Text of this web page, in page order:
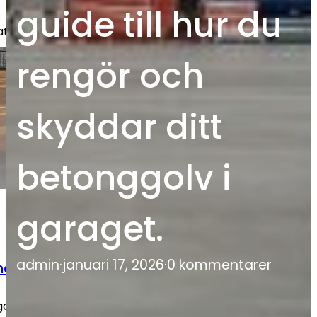
bostadsbolag och företag.
beläggningar och reparationer
guide till hur du
rengör och
skyddar ditt
betonggolv i
garaget.
admin·januari 17, 2026·0 kommentarer